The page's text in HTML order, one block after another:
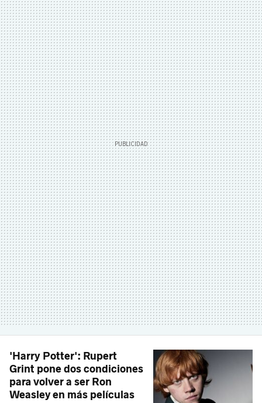
'Harry Potter': Rupert
Grint pone dos condiciones
para volver a ser Ron
Weasley en más películas